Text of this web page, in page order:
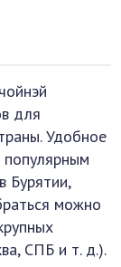
для
Удобное
Бурятии,
можно
СПБ и т. д.).